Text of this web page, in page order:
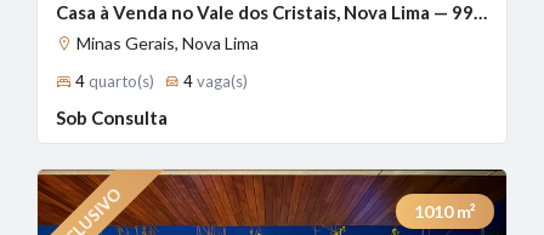
Casa à Venda no Vale dos Cristais, Nova Lima — 990m², 4 Suítes, Piscina Aquecida | Exclusividade Só Mansões
Minas Gerais, Nova Lima
4 quarto(s) 4vaga(s)
Sob Consulta
1010m²